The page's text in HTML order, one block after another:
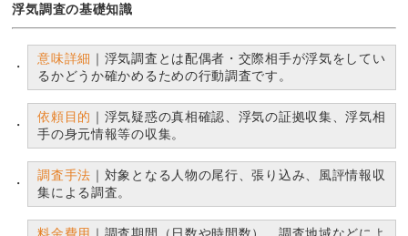
浮気調査の基礎知識
意味詳細 ｜浮気調査とは配偶者・交際相手が浮気をしてい
るかどうか確かめるための行動調査です。
依頼目的 ｜浮気疑惑の真相確認、浮気の証拠収集、浮気相
手の身元情報等の収集。
調査手法 ｜対象となる人物の尾行、張り込み、風評情報収
集による調査。
料金費用 ｜調査期間（日数や時間数）、調査地域などによ